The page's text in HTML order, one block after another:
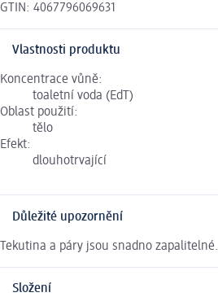
GTIN: 4067796069631
Vlastnosti produktu
Koncentrace vůně:
toaletní voda (EdT)
Oblast použití:
tělo
Efekt:
dlouhotrvající
Důležité upozornění
Tekutina a páry jsou snadno zapalitelné.
Složení